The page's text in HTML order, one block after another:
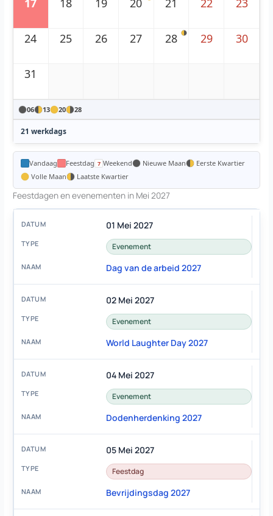
17 18 19 20 21 22 23
24 25 26 27 28 29 30
31
06 13 20 28
21 werkdags
Vandaag Feestdag Weekend Nieuwe Maan
Eerste Kwartier
Volle Maan
Laatste Kwartier
Feestdagen en evenementen in Mei 2027
01 Mei 2027
Evenement
Dag van de arbeid 2027
02 Mei 2027
Evenement
World Laughter Day 2027
04 Mei 2027
Evenement
Dodenherdenking 2027
05 Mei 2027
Feestdag
Bevrijdingsdag 2027